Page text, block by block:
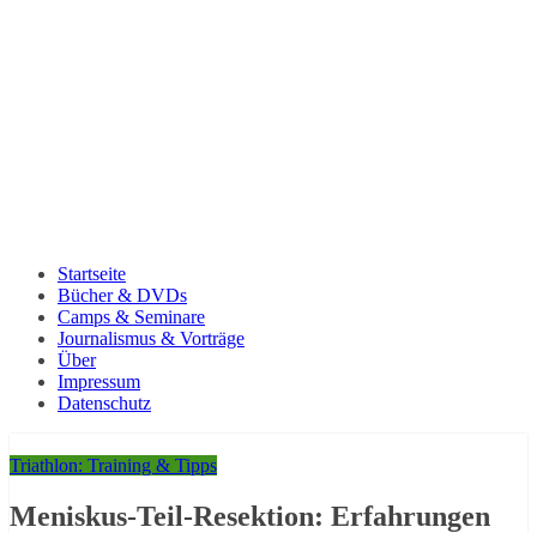
Startseite
Bücher & DVDs
Camps & Seminare
Journalismus & Vorträge
Über
Impressum
Datenschutz
Triathlon: Training & Tipps
Meniskus-Teil-Resektion: Erfahrungen